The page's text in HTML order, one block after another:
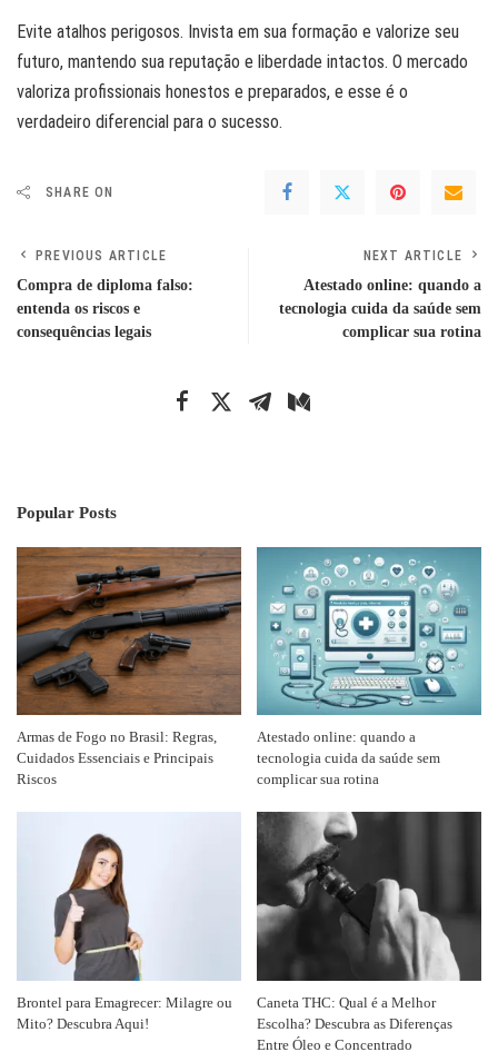
Evite atalhos perigosos. Invista em sua formação e valorize seu
futuro, mantendo sua reputação e liberdade intactos. O mercado
valoriza profissionais honestos e preparados, e esse é o
verdadeiro diferencial para o sucesso.
SHARE ON
PREVIOUS ARTICLE
Compra de diploma falso:
entenda os riscos e
consequências legais
NEXT ARTICLE
Atestado online: quando a
tecnologia cuida da saúde sem
complicar sua rotina
Popular Posts
Armas de Fogo no Brasil: Regras,
Cuidados Essenciais e Principais
Riscos
Atestado online: quando a
tecnologia cuida da saúde sem
complicar sua rotina
Brontel para Emagrecer: Milagre ou
Mito? Descubra Aqui!
Caneta THC: Qual é a Melhor
Escolha? Descubra as Diferenças
Entre Óleo e Concentrado